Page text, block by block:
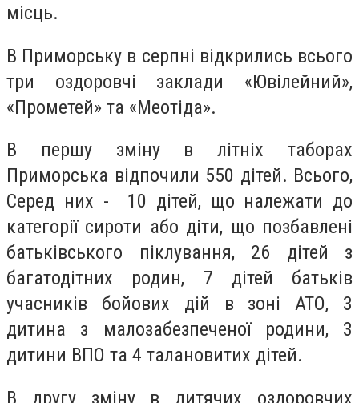
місць.
В Приморську в серпні відкрились всього
три оздоровчі заклади «Ювілейний»,
«Прометей» та «Меотіда».
В першу зміну в літніх таборах
Приморська відпочили 550 дітей. Всього,
Серед них - 10 дітей, що належати до
категорії сироти або діти, що позбавлені
батьківського піклування, 26 дітей з
багатодітних родин, 7 дітей батьків
учасників бойових дій в зоні АТО, 3
дитина з малозабезпеченої родини, 3
дитини ВПО та 4 талановитих дітей.
В другу зміну в дитячих оздоровчих